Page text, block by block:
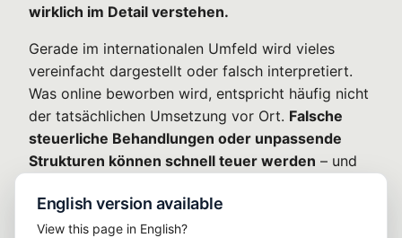
wirklich im Detail verstehen.
Gerade im internationalen Umfeld wird vieles
vereinfacht dargestellt oder falsch interpretiert.
Was online beworben wird, entspricht häufig nicht
der tatsächlichen Umsetzung vor Ort. Falsche
steuerliche Behandlungen oder unpassende
Strukturen können schnell teuer werden – und
gefährden.
English version available
View this page in English?